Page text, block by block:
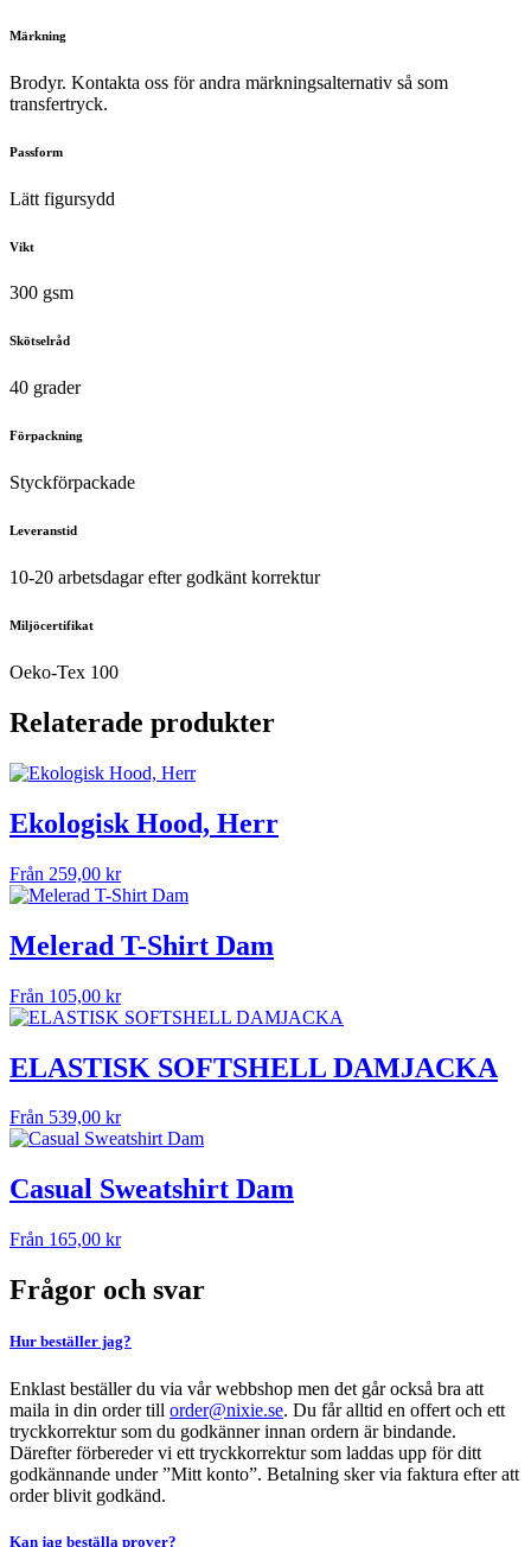
Märkning
Brodyr. Kontakta oss för andra märkningsalternativ så som
transfertryck.
Passform
Lätt figursydd
Vikt
300 gsm
Skötselråd
40 grader
Förpackning
Styckförpackade
Leveranstid
10-20 arbetsdagar efter godkänt korrektur
Miljöcertifikat
Oeko-Tex 100
Relaterade produkter
Ekologisk Hood, Herr
Från 259,00 kr
Melerad T-Shirt Dam
Från 105,00 kr
ELASTISK SOFTSHELL DAMJACKA
Från 539,00 kr
Casual Sweatshirt Dam
Från 165,00 kr
Frågor och svar
Hur beställer jag?
Enklast beställer du via vår webbshop men det går också bra att
maila in din order till order@nixie.se. Du får alltid en offert och ett
tryckkorrektur som du godkänner innan ordern är bindande.
Därefter förbereder vi ett tryckkorrektur som laddas upp för ditt
godkännande under ”Mitt konto”. Betalning sker via faktura efter att
order blivit godkänd.
Kan jag beställa prover?